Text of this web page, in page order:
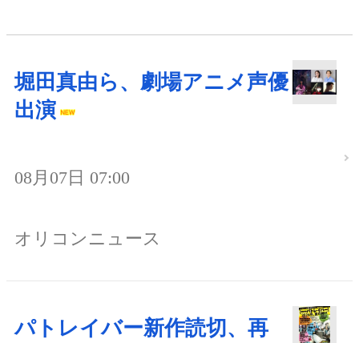
堀田真由ら、劇場アニメ声優
出演
08月07日 07:00
オリコンニュース
パトレイバー新作読切、再